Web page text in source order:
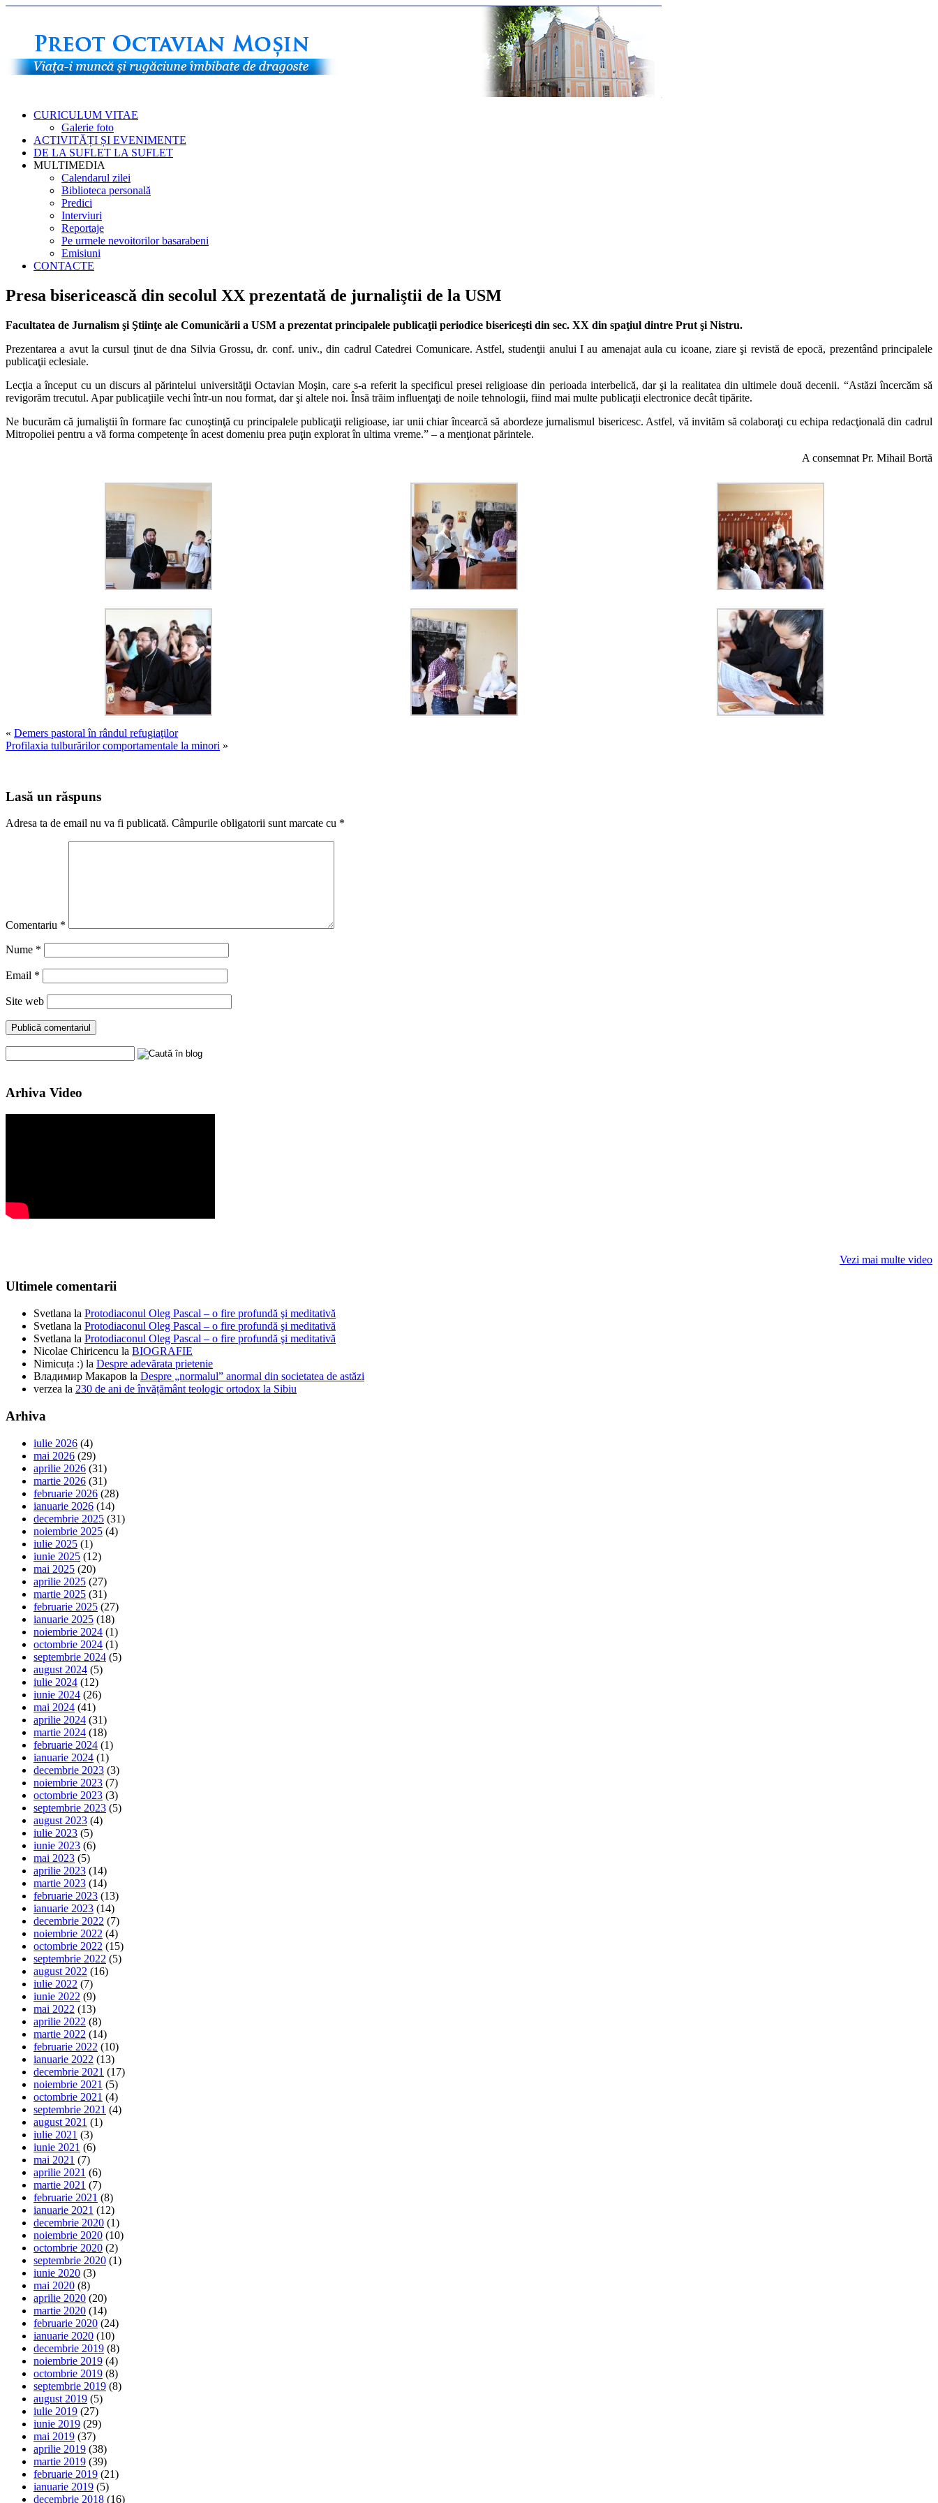
CURICULUM VITAE
Galerie foto
ACTIVITĂȚI ȘI EVENIMENTE
DE LA SUFLET LA SUFLET
MULTIMEDIA
Calendarul zilei
Biblioteca personală
Predici
Interviuri
Reportaje
Pe urmele nevoitorilor basarabeni
Emisiuni
CONTACTE
Presa bisericească din secolul XX prezentată de jurnaliştii de la USM
Facultatea de Jurnalism şi Ştiinţe ale Comunicării a USM a prezentat principalele publicaţii periodice bisericeşti din sec. XX din spaţiul dintre Prut şi Nistru.
Prezentarea a avut la cursul ţinut de dna Silvia Grossu, dr. conf. univ., din cadrul Catedrei Comunicare. Astfel, studenţii anului I au amenajat aula cu icoane, ziare şi revistă de epocă, prezentând principalele
publicaţii eclesiale.
Lecţia a început cu un discurs al părintelui universităţii Octavian Moşin, care s-a referit la specificul presei religioase din perioada interbelică, dar şi la realitatea din ultimele două decenii. “Astăzi încercăm să
revigorăm trecutul. Apar publicaţiile vechi într-un nou format, dar şi altele noi. Însă trăim influenţaţi de noile tehnologii, fiind mai multe publicaţii electronice decât tipărite.
Ne bucurăm că jurnaliştii în formare fac cunoştinţă cu principalele publicaţii religioase, iar unii chiar încearcă să abordeze jurnalismul bisericesc. Astfel, vă invităm să colaboraţi cu echipa redacţională din cadrul
Mitropoliei pentru a vă forma competenţe în acest domeniu prea puţin explorat în ultima vreme.” – a menţionat părintele.
A consemnat Pr. Mihail Bortă
« Demers pastoral în rândul refugiaţilor
Profilaxia tulburărilor comportamentale la minori »
Lasă un răspuns
Adresa ta de email nu va fi publicată. Câmpurile obligatorii sunt marcate cu *
Comentariu *
Nume *
Email *
Site web
Arhiva Video
Vezi mai multe video
Ultimele comentarii
Svetlana la Protodiaconul Oleg Pascal – o fire profundă şi meditativă
Svetlana la Protodiaconul Oleg Pascal – o fire profundă şi meditativă
Svetlana la Protodiaconul Oleg Pascal – o fire profundă şi meditativă
Nicolae Chiricencu la BIOGRAFIE
Nimicuța :) la Despre adevărata prietenie
Владимир Макаров la Despre „normalul” anormal din societatea de astăzi
verzea la 230 de ani de învățământ teologic ortodox la Sibiu
Arhiva
iulie 2026 (4)
mai 2026 (29)
aprilie 2026 (31)
martie 2026 (31)
februarie 2026 (28)
ianuarie 2026 (14)
decembrie 2025 (31)
noiembrie 2025 (4)
iulie 2025 (1)
iunie 2025 (12)
mai 2025 (20)
aprilie 2025 (27)
martie 2025 (31)
februarie 2025 (27)
ianuarie 2025 (18)
noiembrie 2024 (1)
octombrie 2024 (1)
septembrie 2024 (5)
august 2024 (5)
iulie 2024 (12)
iunie 2024 (26)
mai 2024 (41)
aprilie 2024 (31)
martie 2024 (18)
februarie 2024 (1)
ianuarie 2024 (1)
decembrie 2023 (3)
noiembrie 2023 (7)
octombrie 2023 (3)
septembrie 2023 (5)
august 2023 (4)
iulie 2023 (5)
iunie 2023 (6)
mai 2023 (5)
aprilie 2023 (14)
martie 2023 (14)
februarie 2023 (13)
ianuarie 2023 (14)
decembrie 2022 (7)
noiembrie 2022 (4)
octombrie 2022 (15)
septembrie 2022 (5)
august 2022 (16)
iulie 2022 (7)
iunie 2022 (9)
mai 2022 (13)
aprilie 2022 (8)
martie 2022 (14)
februarie 2022 (10)
ianuarie 2022 (13)
decembrie 2021 (17)
noiembrie 2021 (5)
octombrie 2021 (4)
septembrie 2021 (4)
august 2021 (1)
iulie 2021 (3)
iunie 2021 (6)
mai 2021 (7)
aprilie 2021 (6)
martie 2021 (7)
februarie 2021 (8)
ianuarie 2021 (12)
decembrie 2020 (1)
noiembrie 2020 (10)
octombrie 2020 (2)
septembrie 2020 (1)
iunie 2020 (3)
mai 2020 (8)
aprilie 2020 (20)
martie 2020 (14)
februarie 2020 (24)
ianuarie 2020 (10)
decembrie 2019 (8)
noiembrie 2019 (4)
octombrie 2019 (8)
septembrie 2019 (8)
august 2019 (5)
iulie 2019 (27)
iunie 2019 (29)
mai 2019 (37)
aprilie 2019 (38)
martie 2019 (39)
februarie 2019 (21)
ianuarie 2019 (5)
decembrie 2018 (16)